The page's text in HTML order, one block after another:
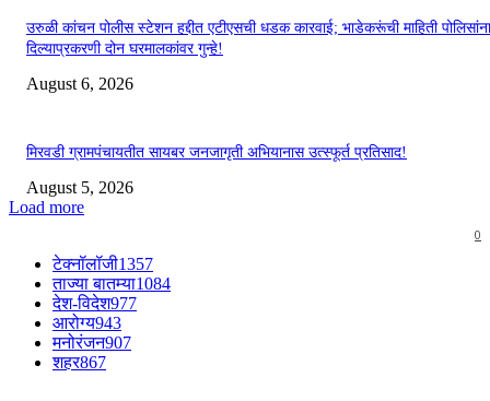
उरुळी कांचन पोलीस स्टेशन हद्दीत एटीएसची धडक कारवाई; भाडेकरूंची माहिती
दिल्याप्रकरणी दोन घरमालकांवर गुन्हे!
August 6, 2026
मिरवडी ग्रामपंचायतीत सायबर जनजागृती अभियानास उत्स्फूर्त प्रतिसाद!
August 5, 2026
Load more
0
टेक्नॉलॉजी1357
ताज्या बातम्या1084
देश-विदेश977
आरोग्य943
मनोरंजन907
शहर867